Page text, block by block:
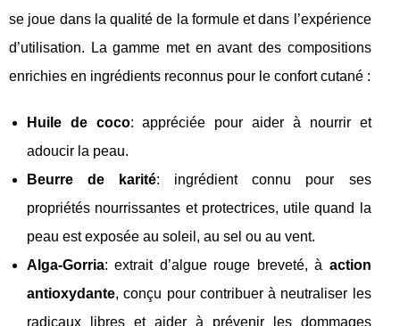
se joue dans la qualité de la formule et dans l’expérience
d’utilisation. La gamme met en avant des compositions
enrichies en ingrédients reconnus pour le confort cutané :
Huile de coco: appréciée pour aider à nourrir et
adoucir la peau.
Beurre de karité: ingrédient connu pour ses
propriétés nourrissantes et protectrices, utile quand la
peau est exposée au soleil, au sel ou au vent.
Alga-Gorria: extrait d’algue rouge breveté, à action
antioxydante, conçu pour contribuer à neutraliser les
radicaux libres et aider à prévenir les dommages